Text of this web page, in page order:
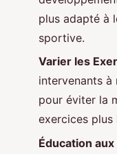
plus adapté à
sportive.
Varier les
intervenants
pour éviter la
exercices plus
Éducation